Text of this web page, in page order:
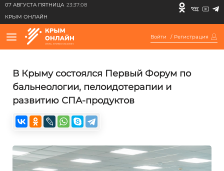
07 АВГУСТА ПЯТНИЦА 23:37:08
КРЫМ ОНЛАЙН
Войти / Регистрация
В Крыму состоялся Первый Форум по
бальнеологии, пелоидотерапии и
развитию СПА-продуктов